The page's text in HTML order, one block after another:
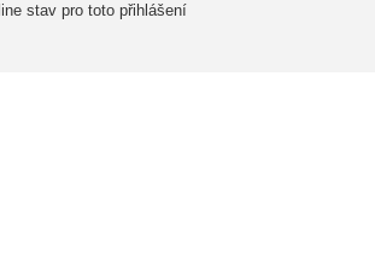
stav pro toto přihlášení